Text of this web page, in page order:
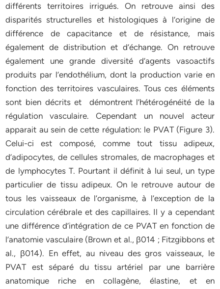
différents territoires irrigués. On retrouve ainsi des
disparités structurelles et histologiques à l’origine de
différence de capacitance et de résistance, mais
également de distribution et d’échange. On retrouve
également une grande diversité d’agents vasoactifs
produits par l’endothélium, dont la production varie en
fonction des territoires vasculaires. Tous ces éléments
sont bien décrits et démontrent l’hétérogénéité de la
régulation vasculaire. Cependant un nouvel acteur
apparait au sein de cette régulation: le PVAT (Figure 3).
Celui-ci est composé, comme tout tissu adipeux,
d’adipocytes, de cellules stromales, de macrophages et
de lymphocytes T. Pourtant il définit à lui seul, un type
particulier de tissu adipeux. On le retrouve autour de
tous les vaisseaux de l’organisme, à l’exception de la
circulation cérébrale et des capillaires. Il y a cependant
une différence d’intégration de ce PVAT en fonction de
l’anatomie vasculaire (Brown et al., β014 ; Fitzgibbons et
al., β014). En effet, au niveau des gros vaisseaux, le
PVAT est séparé du tissu artériel par une barrière
anatomique riche en collagène, élastine, et en